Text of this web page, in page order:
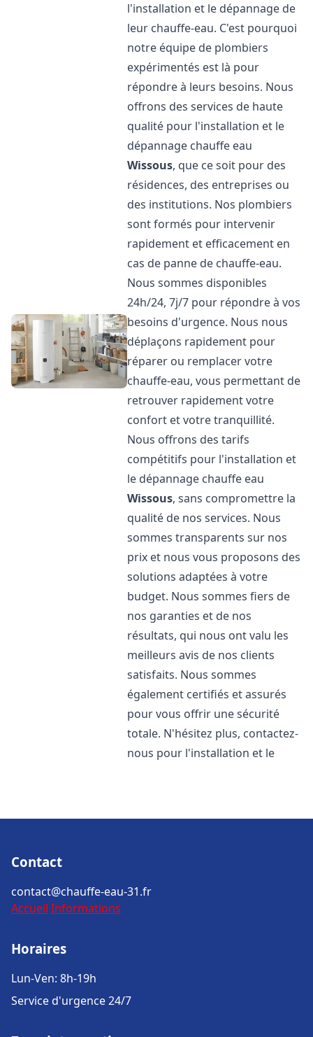
l'installation et le dépannage de
leur chauffe-eau. C'est pourquoi
notre équipe de plombiers
expérimentés est là pour
répondre à leurs besoins. Nous
offrons des services de haute
qualité pour l'installation et le
dépannage chauffe eau
Wissous, que ce soit pour des
résidences, des entreprises ou
des institutions. Nos plombiers
sont formés pour intervenir
rapidement et efficacement en
cas de panne de chauffe-eau.
Nous sommes disponibles
24h/24, 7j/7 pour répondre à vos
besoins d'urgence. Nous nous
déplaçons rapidement pour
réparer ou remplacer votre
chauffe-eau, vous permettant de
retrouver rapidement votre
confort et votre tranquillité.
Nous offrons des tarifs
compétitifs pour l'installation et
le dépannage chauffe eau
Wissous, sans compromettre la
qualité de nos services. Nous
sommes transparents sur nos
prix et nous vous proposons des
solutions adaptées à votre
budget. Nous sommes fiers de
nos garanties et de nos
résultats, qui nous ont valu les
meilleurs avis de nos clients
satisfaits. Nous sommes
également certifiés et assurés
pour vous offrir une sécurité
totale. N'hésitez plus, contactez-
nous pour l'installation et le
Contact
contact@chauffe-eau-31.fr
Accueil Informations
Horaires
Lun-Ven: 8h-19h
Service d'urgence 24/7